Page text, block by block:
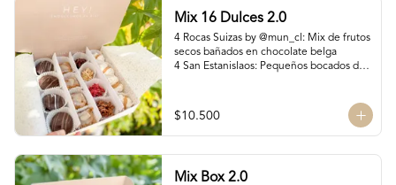
4 Bocados de manjar duro
SI NECESITAS MÁS DE 10 UNIDADES
escríbenos por WhatsApp o Instagram
para confirmar stock (nuestros productos
Mix 16 Dulces 2.0
4 Rocas Suizas by @mun_cl: Mix de frutos
secos bañados en chocolate belga
4 San Estanislaos: Pequeños bocados de
rellenos con manjar blanco
4 Volcanes Ckachi
$10.500
Mix Box 2.0